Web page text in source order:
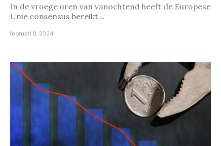
In de vroege uren van vanochtend heeft de Europese
Unie consensus bereikt…
februari 9, 2024